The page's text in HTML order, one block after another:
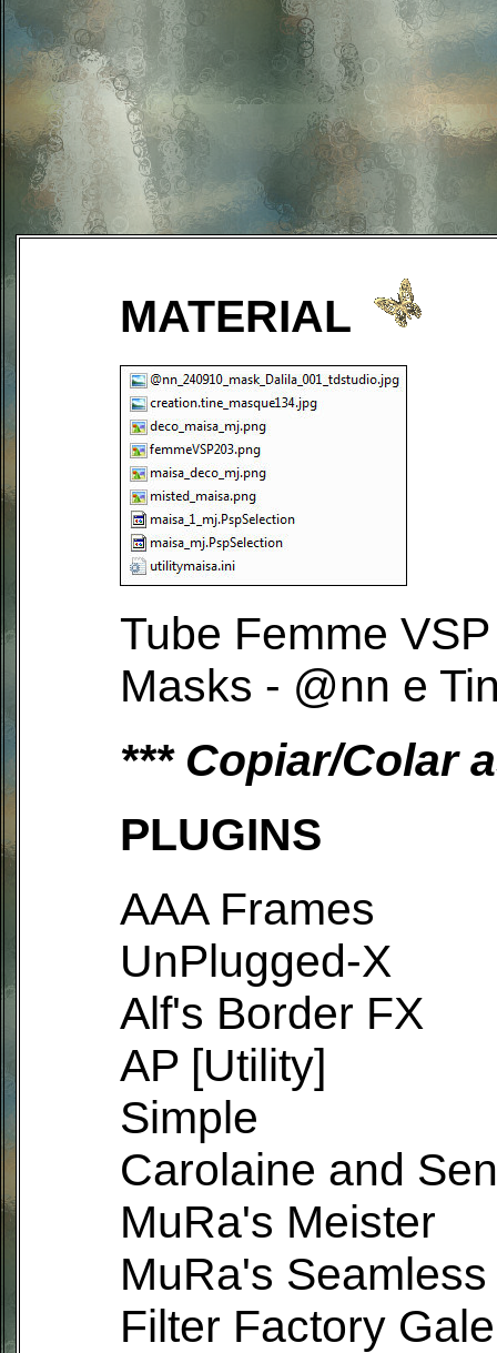
MATERIAL
Tube Femme
Masks - @nn e
*** Copiar/Colar
PLUGINS
AAA Frames
UnPlugged-X
Alf's Border FX
AP [Utility]
Simple
Carolaine and
MuRa's Meister
MuRa's Seamless
Filter Factory